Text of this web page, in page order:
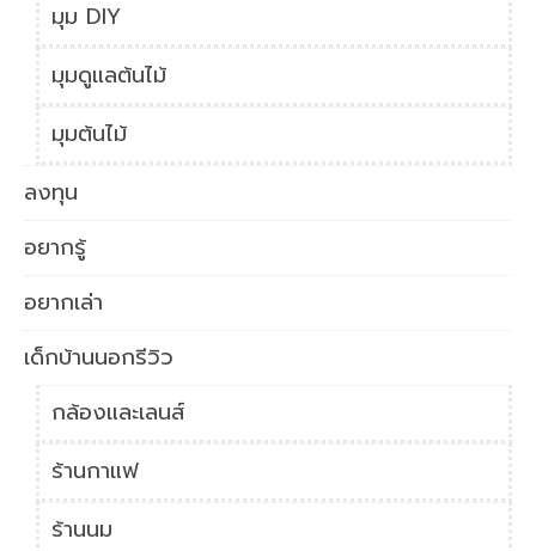
มุม DIY
มุมดูแลต้นไม้
มุมต้นไม้
ลงทุน
อยากรู้
อยากเล่า
เด็กบ้านนอกรีวิว
กล้องและเลนส์
ร้านกาแฟ
ร้านนม